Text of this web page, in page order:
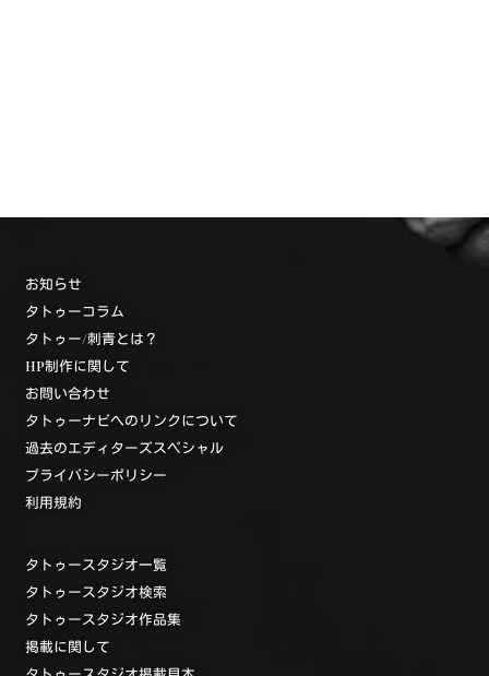
お知らせ
タトゥーコラム
タトゥー/刺青とは？
HP制作に関して
お問い合わせ
タトゥーナビへのリンクについて
過去のエディターズスペシャル
プライバシーポリシー
利用規約
タトゥースタジオ一覧
タトゥースタジオ検索
タトゥースタジオ作品集
掲載に関して